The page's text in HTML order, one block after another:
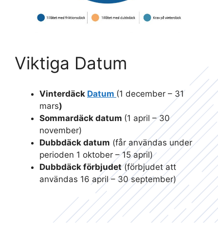
Viktiga Datum
Vinterdäck Datum (1 december – 31
mars)
Sommardäck datum (1 april – 30
november)
Dubbdäck datum (får användas under
perioden 1 oktober – 15 april)
Dubbdäck förbjudet(förbjudet att
användas 16 april – 30 september)